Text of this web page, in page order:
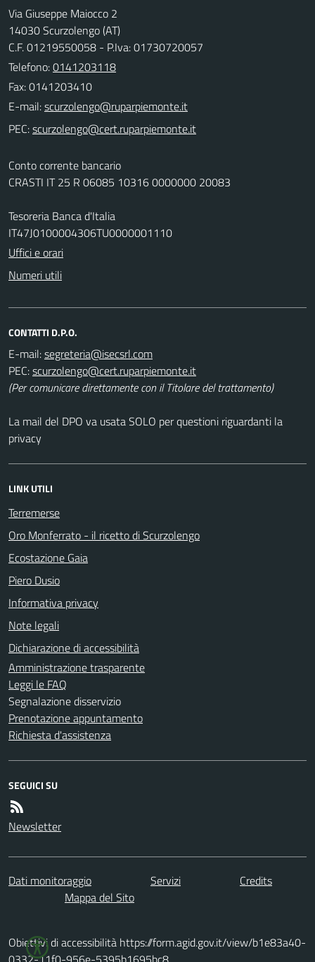
Via Giuseppe Maiocco 2
14030 Scurzolengo (AT)
C.F. 01219550058 - P.Iva: 01730720057
Telefono:0141203118
Fax: 0141203410
E-mail:
PEC:
Conto corrente bancario
CRASTI IT 25 R 06085 10316 0000000 20083
Tesoreria Banca d'Italia
IT47J0100004306TU0000001110
Uffici e orari
Numeri utili
CONTATTI D.P.O.
E-mail:
PEC:
(Per comunicare direttamente con il Titolare del trattamento)
La mail del DPO va usata SOLO per questioni riguardanti la
privacy
LINK UTILI
Terremerse
Oro Monferrato - il ricetto di Scurzolengo
Ecostazione Gaia
Piero Dusio
Informativa privacy
Note legali
Dichiarazione di accessibilità
Amministrazione trasparente
Leggi le FAQ
Segnalazione disservizio
Prenotazione appuntamento
Richiesta d'assistenza
SEGUICI SU
Newsletter
Dati monitoraggio Servizi
Credits
Mappa del Sito
Obiettivi di accessibilità https://form.agid.gov.it/view/b1e83a40-